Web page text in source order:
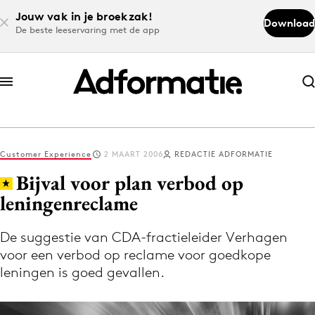
Jouw vak in je broekzak!
De beste leeservaring met de app
Download
Abonneer nu
Abonneer nu
Log in
Volg het laatste nieuws via de Adformatie
Nieuws app
Customer Experience 2 MAART 2006 REDACTIE ADFORMATIE
Bijval voor plan verbod op
leningenreclame
De suggestie van CDA-fractieleider Verhagen
voor een verbod op reclame voor goedkope
leningen is goed gevallen.